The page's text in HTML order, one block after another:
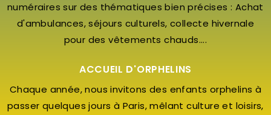
numéraires sur des thématiques bien précises : Achat
d'ambulances, séjours culturels, collecte hivernale
pour des vêtements chauds....
ACCUEIL D'ORPHELINS
Chaque année, nous invitons des enfants orphelins à
passer quelques jours à Paris, mêlant culture et loisirs,